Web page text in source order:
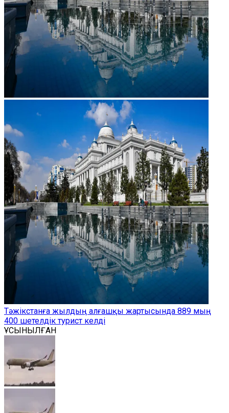
Тәжікстанға жылдың алғашқы жартысында 889 мың
400 шетелдік турист келді
ҰСЫНЫЛҒАН